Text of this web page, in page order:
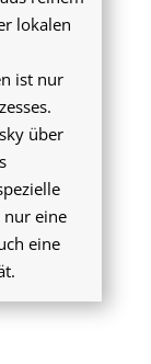
lokalen
ist nur
über
nur eine
eine